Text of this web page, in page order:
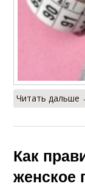
Читать дальше
Как
женское